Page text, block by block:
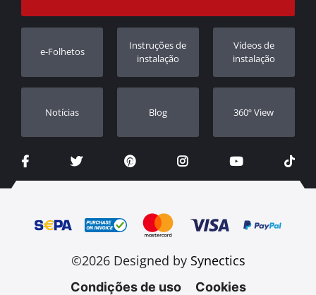
Rastrear ordem
Revendedores
e-Folhetos
Instruções de
instalação
Vídeos de
instalação
Notícias Blog 360º View
©2026 Designed by Synectics
Condições de uso Cookies